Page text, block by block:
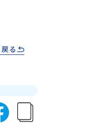
・催行中止について天候な
その他、よくあるご質問
ラットフォーム＞「意志
をつくる」というビジョ
いただき、確認フォーム
ます。当選確認フォーム
ご連絡をお願いします。※
お受け取りいただけませ
メールを受信できるよう
個別のお問合せにはお答
る